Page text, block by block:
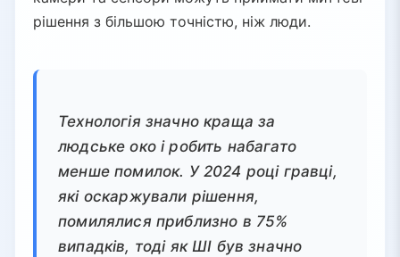
рішення з більшою точністю, ніж люди.
Технологія значно краща за
людське око і робить набагато
менше помилок. У 2024 році гравці,
які оскаржували рішення,
помилялися приблизно в 75%
випадків, тоді як ШІ був значно